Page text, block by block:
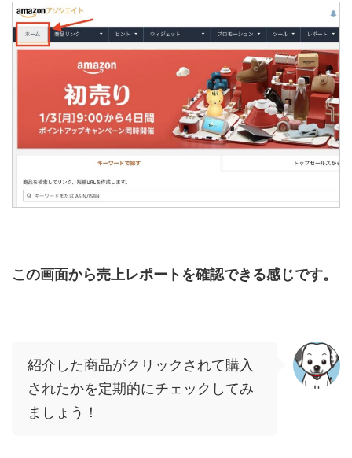
この画面から売上レポートを確認できる感じです。
紹介した商品がクリックされて購入
されたかを定期的にチェックしてみ
ましょう！